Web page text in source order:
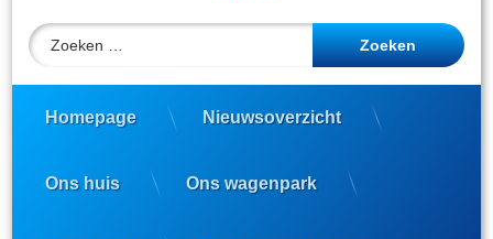
Zoeken naar:
Homepage Nieuwsoverzicht
Ons huis Ons wagenpark